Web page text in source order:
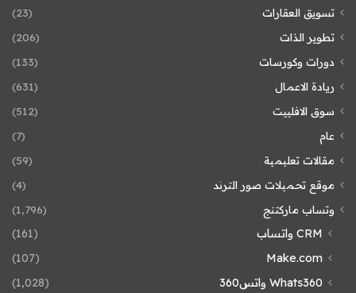
تسويق العقارات
(23)
تطوير الذات
(206)
دورات وكورسات
(133)
ريادة الاعمال
(631)
سوق الافلييت
(512)
عام
(7)
مقالات تعليمية
(59)
موقع تحميلات صور الترند
(4)
وتساب ماركتنج
(1٬796)
CRM واتساب
(161)
Make.com
(107)
Whats360 واتس360
(1٬028)